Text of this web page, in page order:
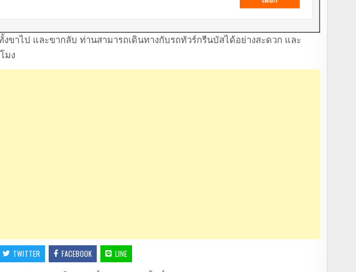
งขาไป และขากลับ ท่านสามารถเดินทางกับรถทัวร์กรีนบัสได้อย่างสะดวก และ
มง
TWITTER FACEBOOK LINE